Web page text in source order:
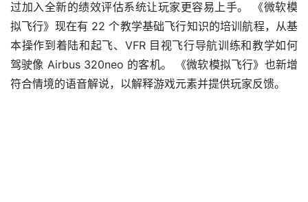
过加入全新的绩效评估系统让玩家更容易上手。 《微软模
拟飞行》现在有 22 个教学基础飞行知识的培训航程，从基
本操作到着陆和起飞、VFR 目视飞行导航训练和教学如何
驾驶像 Airbus 320neo 的客机。 《微软模拟飞行》也新增
符合情境的语音解说，以解释游戏元素并提供玩家反馈。